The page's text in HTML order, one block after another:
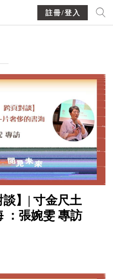
註冊/登入
談】| 寸金尺土
：張婉雯 專訪